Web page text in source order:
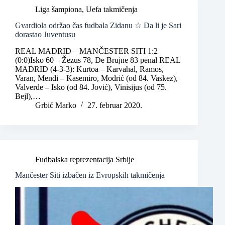
Liga šampiona, Uefa takmičenja
Gvardiola održao čas fudbala Zidanu ☆ Da li je Sari
dorastao Juventusu
REAL MADRID – MANČESTER SITI 1:2
(0:0)Isko 60 – Žezus 78, De Brujne 83 penal REAL
MADRID (4-3-3): Kurtoa – Karvahal, Ramos,
Varan, Mendi – Kasemiro, Modrić (od 84. Vaskez),
Valverde – Isko (od 84. Jović), Vinisijus (od 75.
Bejl),…
Grbić Marko
27. februar 2020.
Fudbalska reprezentacija Srbije
Mančester Siti izbačen iz Evropskih takmičenja